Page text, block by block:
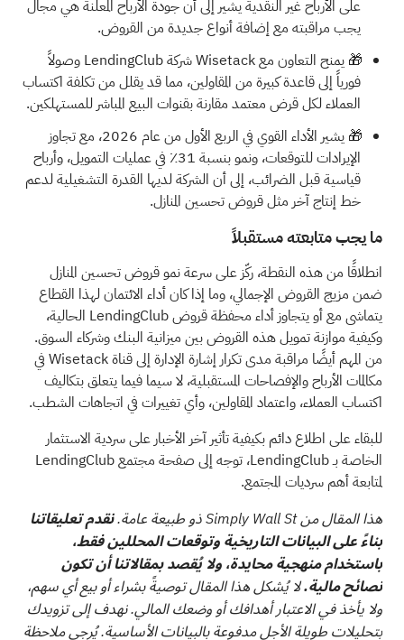
على الأرباح غير النقدية يشير إلى أن جودة الأرباح المعلنة هي مجال
يجب مراقبته مع إضافة أنواع جديدة من القروض.
🎁 يمنح التعاون مع Wisetack شركة LendingClub وصولاً
فورياً إلى قاعدة كبيرة من المقاولين، مما قد يقلل من تكلفة اكتساب
العملاء لكل قرض معتمد مقارنة بقنوات البيع المباشر للمستهلكين.
🎁 يشير الأداء القوي في الربع الأول من عام 2026، مع تجاوز
الإيرادات للتوقعات، ونمو بنسبة 31٪ في عمليات التمويل، وأرباح
قياسية قبل الضرائب، إلى أن الشركة لديها القدرة التشغيلية لدعم
خط إنتاج آخر مثل قروض تحسين المنازل.
ما يجب متابعته مستقبلاً
انطلاقًا من هذه النقطة، ركّز على سرعة نمو قروض تحسين المنازل
ضمن مزيج القروض الإجمالي، وما إذا كان أداء الائتمان لهذا القطاع
يتماشى مع أو يتجاوز أداء محفظة قروض LendingClub الحالية،
وكيفية موازنة تمويل هذه القروض بين ميزانية البنك وشركاء السوق.
من المهم أيضًا مراقبة مدى تكرار إشارة الإدارة إلى قناة Wisetack في
مكالمات الأرباح والإفصاحات المستقبلية، لا سيما فيما يتعلق بتكاليف
اكتساب العملاء، واعتماد المقاولين، وأي تغييرات في اتجاهات الشطب.
للبقاء على اطلاع دائم بكيفية تأثير آخر الأخبار على سردية الاستثمار
الخاصة بـ LendingClub، توجه إلى
صفحة مجتمع LendingClub
لمتابعة أهم سرديات المجتمع.
هذا المقال من Simply Wall St ذو طبيعة عامة.
نقدم تعليقاتنا
بناءً على البيانات التاريخية وتوقعات المحللين فقط،
باستخدام منهجية محايدة، ولا يُقصد بمقالاتنا أن تكون
نصائح مالية.لا يُشكل هذا المقال توصيةً بشراء أو بيع أي سهم،
ولا يأخذ في الاعتبار أهدافك أو وضعك المالي. نهدف إلى تزويدك
بتحليلات طويلة الأجل مدفوعة بالبيانات الأساسية. يُرجى ملاحظة